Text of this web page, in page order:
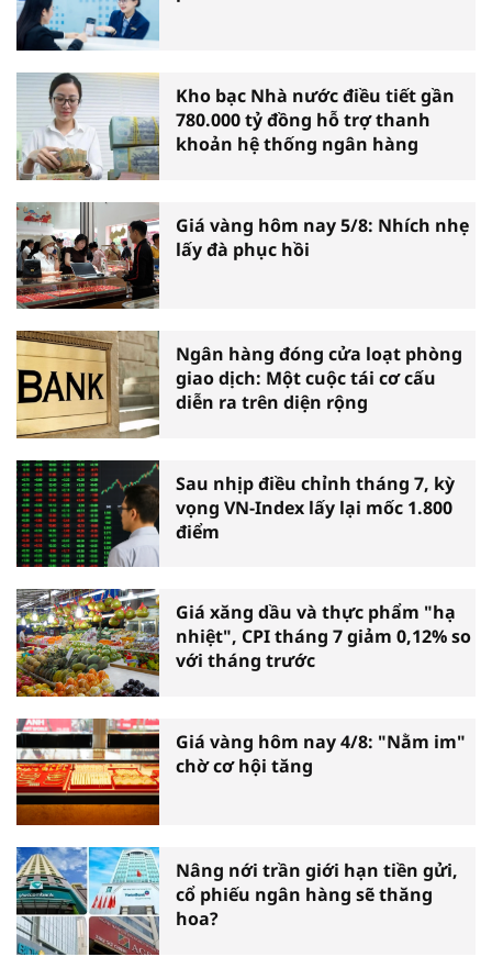
Kho bạc Nhà nước điều tiết gần
780.000 tỷ đồng hỗ trợ thanh
khoản hệ thống ngân hàng
Giá vàng hôm nay 5/8: Nhích nhẹ
lấy đà phục hồi
Ngân hàng đóng cửa loạt phòng
giao dịch: Một cuộc tái cơ cấu
diễn ra trên diện rộng
Sau nhịp điều chỉnh tháng 7, kỳ
vọng VN-Index lấy lại mốc 1.800
điểm
Giá xăng dầu và thực phẩm "hạ
nhiệt", CPI tháng 7 giảm 0,12% so
với tháng trước
Giá vàng hôm nay 4/8: "Nằm im"
chờ cơ hội tăng
Nâng nới trần giới hạn tiền gửi,
cổ phiếu ngân hàng sẽ thăng
hoa?